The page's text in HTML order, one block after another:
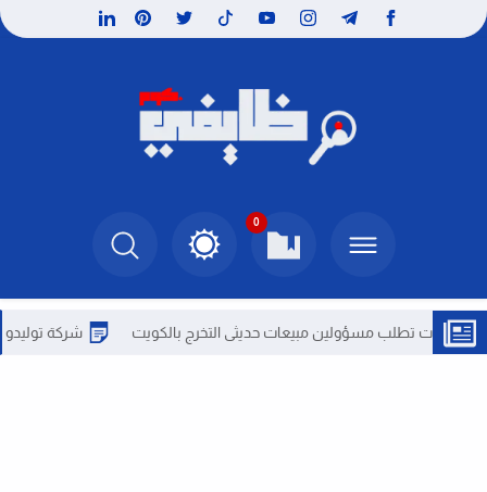
0
تطلب مسؤولين مبيعات حديثى التخرج بالكويت شركة توليدو